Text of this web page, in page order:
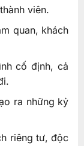
viên.
quan, khách
cố định, cả
ra những kỷ
riêng tư, độc